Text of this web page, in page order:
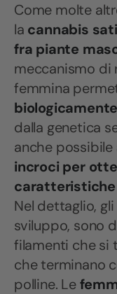
Come molte
la cannabis
fra piante
meccanismo di
femmina
biologicamente
dalla genetica
anche
incroci per
caratteristiche
Nel dettaglio,
sviluppo, sono
filamenti che si
che terminano
polline. Le